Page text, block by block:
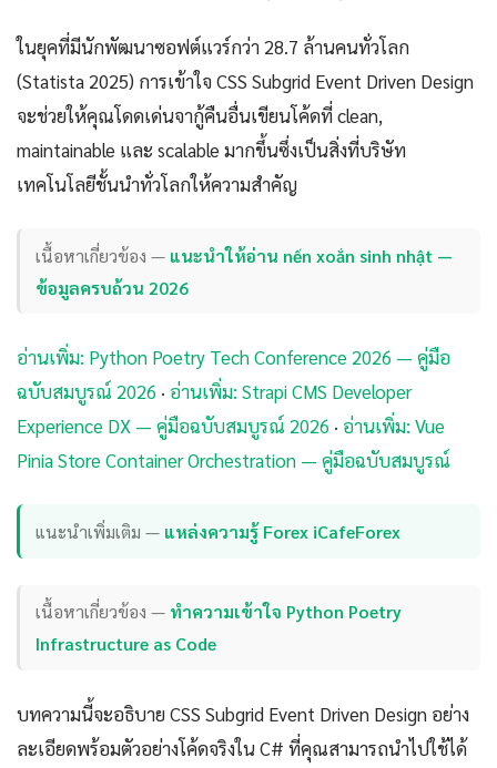
ในยุคที่มีนักพัฒนาซอฟต์แวร์กว่า 28.7 ล้านคนทั่วโลก
(Statista 2025) การเข้าใจ CSS Subgrid Event Driven Design
จะช่วยให้คุณโดดเด่นจากู้คืนอื่นเขียนโค้ดที่ clean,
maintainable และ scalable มากขึ้นซึ่งเป็นสิ่งที่บริษัท
เทคโนโลยีชั้นนำทั่วโลกให้ความสำคัญ
เนื้อหาเกี่ยวข้อง — แนะนำให้อ่าน nến xoắn sinh nhật —
ข้อมูลครบถ้วน 2026
อ่านเพิ่ม: Python Poetry Tech Conference 2026 — คู่มือ
ฉบับสมบูรณ์ 2026 · อ่านเพิ่ม: Strapi CMS Developer
Experience DX — คู่มือฉบับสมบูรณ์ 2026 · อ่านเพิ่ม: Vue
Pinia Store Container Orchestration — คู่มือฉบับสมบูรณ์
แนะนำเพิ่มเติม — แหล่งความรู้ Forex iCafeForex
เนื้อหาเกี่ยวข้อง — ทำความเข้าใจ Python Poetry
Infrastructure as Code
บทความนี้จะอธิบาย CSS Subgrid Event Driven Design อย่าง
ละเอียดพร้อมตัวอย่างโค้ดจริงใน C# ที่คุณสามารถนำไปใช้ได้